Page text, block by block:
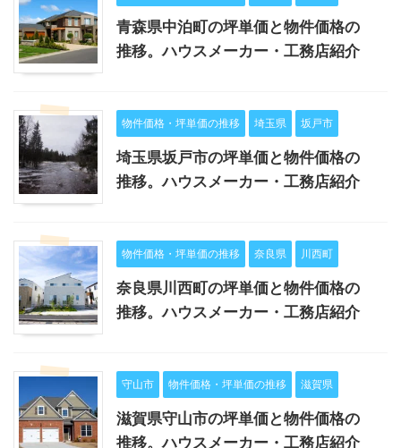
青森県中泊町の坪単価と物件価格の
推移。ハウスメーカー・工務店紹介
物件価格・坪単価の推移 埼玉県 坂戸市
埼玉県坂戸市の坪単価と物件価格の
推移。ハウスメーカー・工務店紹介
物件価格・坪単価の推移 奈良県 川西町
奈良県川西町の坪単価と物件価格の
推移。ハウスメーカー・工務店紹介
守山市 物件価格・坪単価の推移 滋賀県
滋賀県守山市の坪単価と物件価格の
推移。ハウスメーカー・工務店紹介